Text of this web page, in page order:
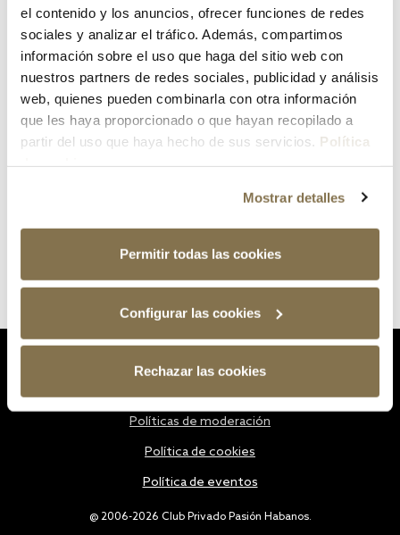
el contenido y los anuncios, ofrecer funciones de redes
sociales y analizar el tráfico. Además, compartimos
información sobre el uso que haga del sitio web con
nuestros partners de redes sociales, publicidad y análisis
web, quienes pueden combinarla con otra información
que les haya proporcionado o que hayan recopilado a
partir del uso que haya hecho de sus servicios. Política
Mostrar detalles
Permitir todas las cookies
Configurar las cookies
Rechazar las cookies
¿Has olvidado tu contraseña?
@ 2006-2026 Club Privado Pasión Habanos.
Políticas de moderación
Política de cookies
Política de eventos